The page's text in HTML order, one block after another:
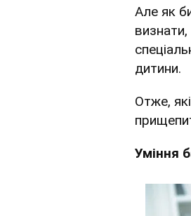
Але як
дитини.
Отже,
Уміння